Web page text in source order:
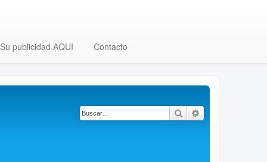
Su publicidad AQUI Contacto
Buscar